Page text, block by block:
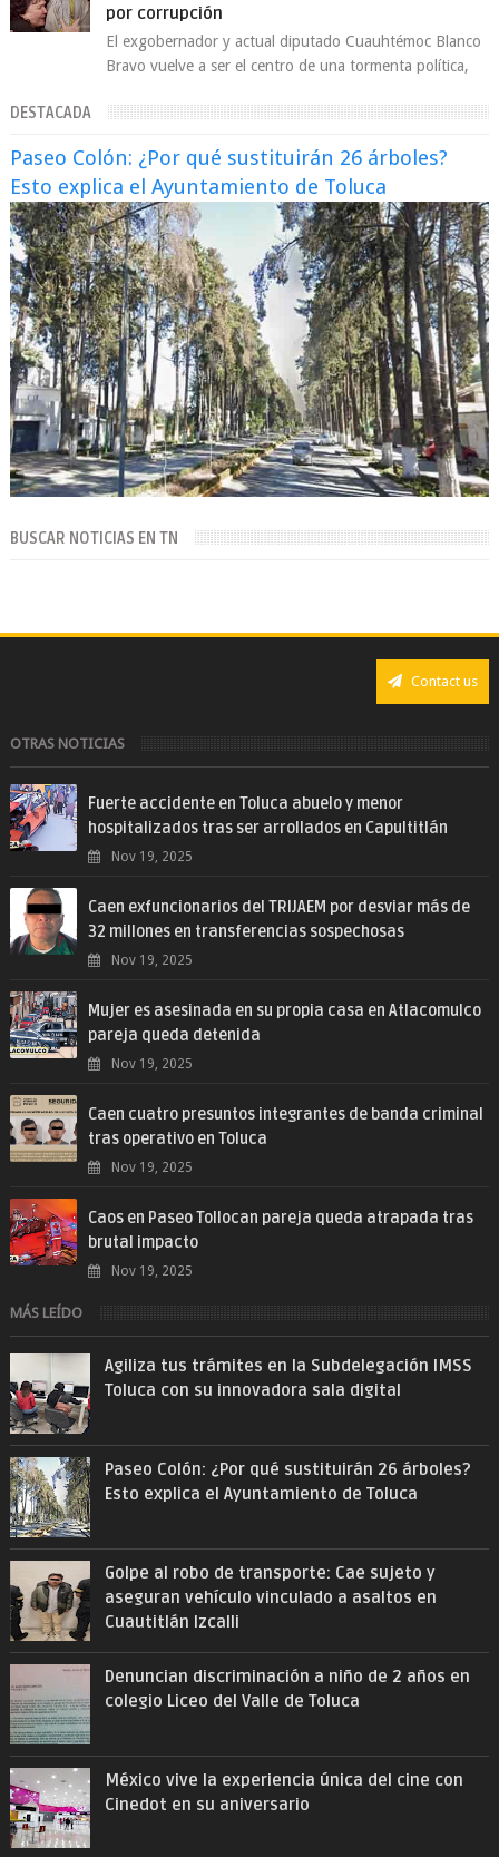
por corrupción
El exgobernador y actual diputado Cuauhtémoc Blanco
Bravo vuelve a ser el centro de una tormenta política,
DESTACADA
Paseo Colón: ¿Por qué sustituirán 26 árboles?
Esto explica el Ayuntamiento de Toluca
BUSCAR NOTICIAS EN TN
Contact us
OTRAS NOTICIAS
Fuerte accidente en Toluca abuelo y menor
hospitalizados tras ser arrollados en Capultitlán
Nov 19, 2025
Caen exfuncionarios del TRIJAEM por desviar más de
32 millones en transferencias sospechosas
Nov 19, 2025
Mujer es asesinada en su propia casa en Atlacomulco
pareja queda detenida
Nov 19, 2025
Caen cuatro presuntos integrantes de banda criminal
tras operativo en Toluca
Nov 19, 2025
Caos en Paseo Tollocan pareja queda atrapada tras
brutal impacto
Nov 19, 2025
MÁS LEÍDO
Agiliza tus trámites en la Subdelegación IMSS
Toluca con su innovadora sala digital
Paseo Colón: ¿Por qué sustituirán 26 árboles?
Esto explica el Ayuntamiento de Toluca
Golpe al robo de transporte: Cae sujeto y
aseguran vehículo vinculado a asaltos en
Cuautitlán Izcalli
Denuncian discriminación a niño de 2 años en
colegio Liceo del Valle de Toluca
México vive la experiencia única del cine con
Cinedot en su aniversario